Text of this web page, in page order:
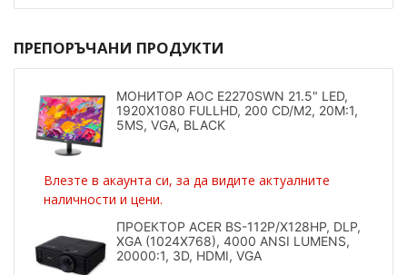
ПРЕПОРЪЧАНИ ПРОДУКТИ
МОНИТОР AOC E2270SWN 21.5" LED,
1920X1080 FULLHD, 200 CD/M2, 20M:1,
5MS, VGA, BLACK
Влезте в акаунта си, за да видите актуалните
наличности и цени.
ПРОЕКТОР ACER BS-112P/X128HP, DLP,
XGA (1024X768), 4000 ANSI LUMENS,
20000:1, 3D, HDMI, VGA